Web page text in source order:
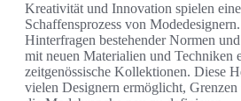
Kreativität und Innovation spielen
Schaffensprozess von
Hinterfragen bestehender Normen
mit neuen Materialien und Techniken
zeitgenössische Kollektionen. Diese
vielen Designern ermöglicht, Grenzen